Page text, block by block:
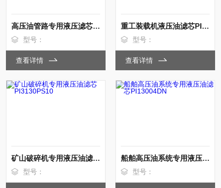
高压油管路专用液压滤芯PI4145PS25/K197
型号：
查看详情
重工装载机液压油滤芯PI4145PS25高效
型号：
查看详情
矿山破碎机专用液压油滤芯PI3130PS10
型号：
船舶高压油系统专用液压油滤芯PI13004DN
型号：